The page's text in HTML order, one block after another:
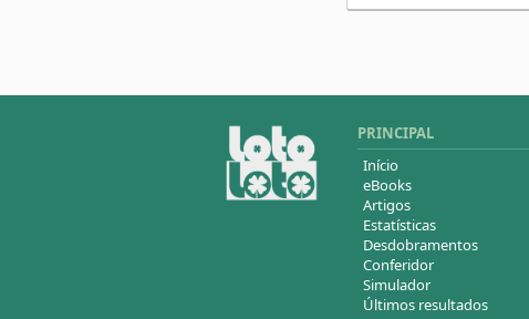
PRINCIPAL
Início
eBooks
Artigos
Estatísticas
Desdobramentos
Conferidor
Simulador
Últimos resultados